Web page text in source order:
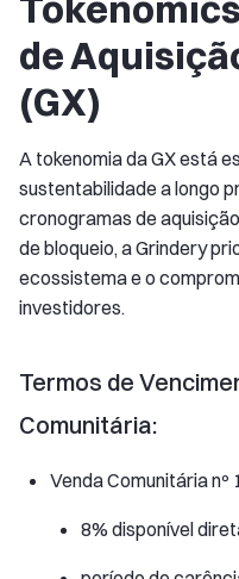
de
(GX)
A tokenomia da GX está
sustentabilidade a longo
cronogramas de
de bloqueio, a Grindery
ecossistema e o
investidores.
Termos de
Comunitária:
Venda Comunitária nº
8% disponível